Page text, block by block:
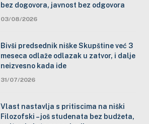
bez dogovora, javnost bez odgovora
03/08/2026
Bivši predsednik niške Skupštine već 3
meseca odlaže odlazak u zatvor, i dalje
neizvesno kada ide
31/07/2026
Vlast nastavlja s pritiscima na niški
Filozofski – još studenata bez budžeta,